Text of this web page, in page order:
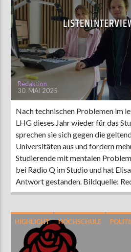
Redaktion
30. MAI 2025
Nach technischen Problemen im
LHG dieses Jahr wieder für das
sprechen sie sich gegen die
Universitäten aus und fordern
Studierende mit mentalen
bei Radio Q im Studio und hat
Antwort gestanden. Bildquelle:
HIGHLIGHT HOCHSCHULE
STUPA-WAHL 2025